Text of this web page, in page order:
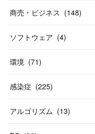
商売・ビジネス (148)
ソフトウェア (4)
環境 (71)
感染症 (225)
アルゴリズム (13)